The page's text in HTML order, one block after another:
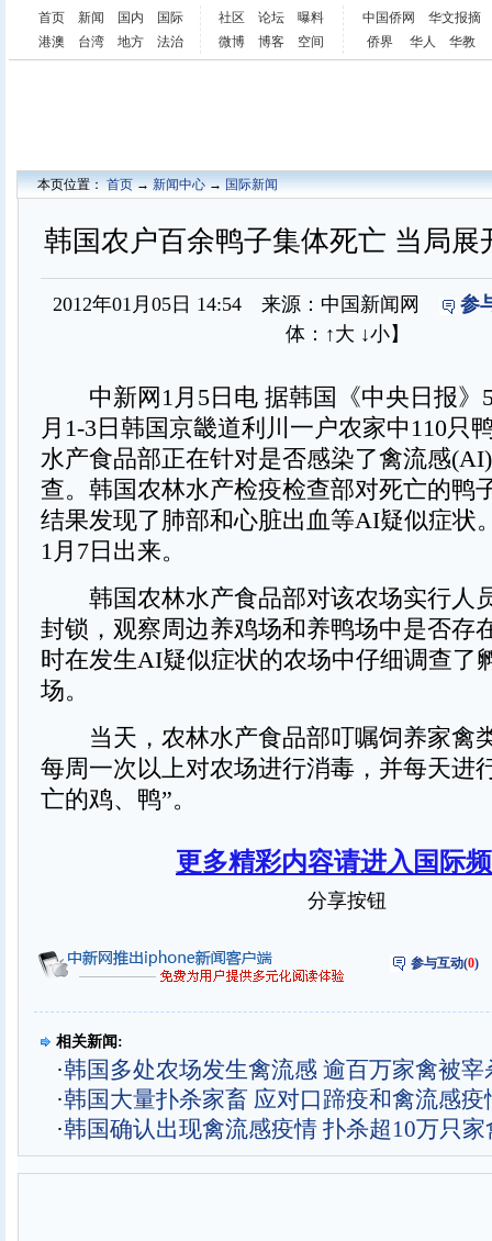
首页 新闻 国内
国际
港澳
台湾 地方 法治
社区 论坛
曝料
微博
博客 空间
中国侨网
华文报摘
侨界
华人 华教
本页位置：首页→新闻中心→国际新闻
韩国农户百余鸭子集体死亡 当局展
2012年01月05日 14:54 来源：中国新闻网
参
体： ↑大 ↓小】
中新网1月5日电 据韩国《中央日报》
月1-3日韩国京畿道利川一户农家中110只
水产食品部正在针对是否感染了禽流感
查。韩国农林水产检疫检查部对死亡的鸭
结果发现了肺部和心脏出血等AI疑似症状
1月7日出来。
韩国农林水产食品部对该农场实行人
封锁，观察周边养鸡场和养鸭场中是否存
时在发生AI疑似症状的农场中仔细调查了
场。
当天，农林水产食品部叮嘱饲养家禽
每周一次以上对农场进行消毒，并每天进
亡的鸡、鸭”。
更多精彩内容请进入国际
分享按钮
参与互动(0)
相关新闻:
·韩国多处农场发生禽流感 逾百万家禽被宰
·韩国大量扑杀家畜 应对口蹄疫和禽流感疫
·韩国确认出现禽流感疫情 扑杀超10万只家